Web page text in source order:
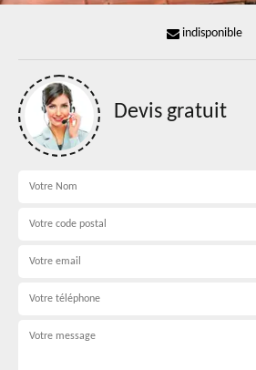
indisponible
Devis gratuit